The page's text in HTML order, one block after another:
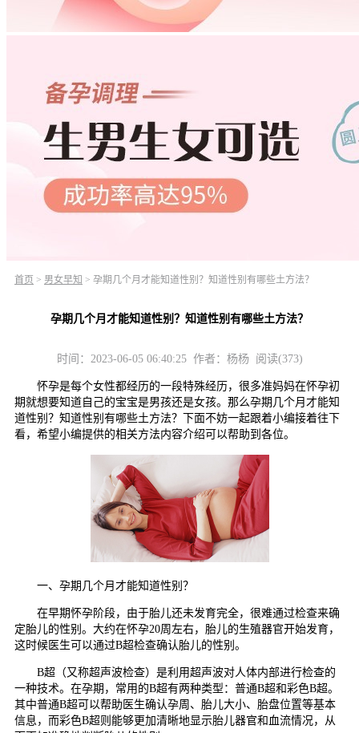
首页 > 男女早知 > 孕期几个月才能知道性别？知道性别有哪些土方法？
孕期几个月才能知道性别？知道性别有哪些土方法？
时间：2023-06-05 06:40:25 作者：杨杨 阅读(373)
怀孕是每个女性都经历的一段特殊经历，很多准妈妈在怀孕初
期就想要知道自己的宝宝是男孩还是女孩。那么孕期几个月才能知
道性别？知道性别有哪些土方法？下面不妨一起跟着小编接着往下
看，希望小编提供的相关方法内容介绍可以帮助到各位。
一、孕期几个月才能知道性别？
在早期怀孕阶段，由于胎儿还未发育完全，很难通过检查来确
定胎儿的性别。大约在怀孕20周左右，胎儿的生殖器官开始发育，
这时候医生可以通过B超检查确认胎儿的性别。
B超（又称超声波检查）是利用超声波对人体内部进行检查的
一种技术。在孕期，常用的B超有两种类型：普通B超和彩色B超。
其中普通B超可以帮助医生确认孕周、胎儿大小、胎盘位置等基本
信息，而彩色B超则能够更加清晰地显示胎儿器官和血流情况，从